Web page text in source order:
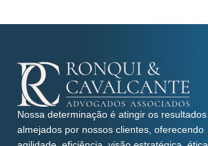
Nossa determinação é atingir os resultados
almejados por nossos clientes, oferecendo